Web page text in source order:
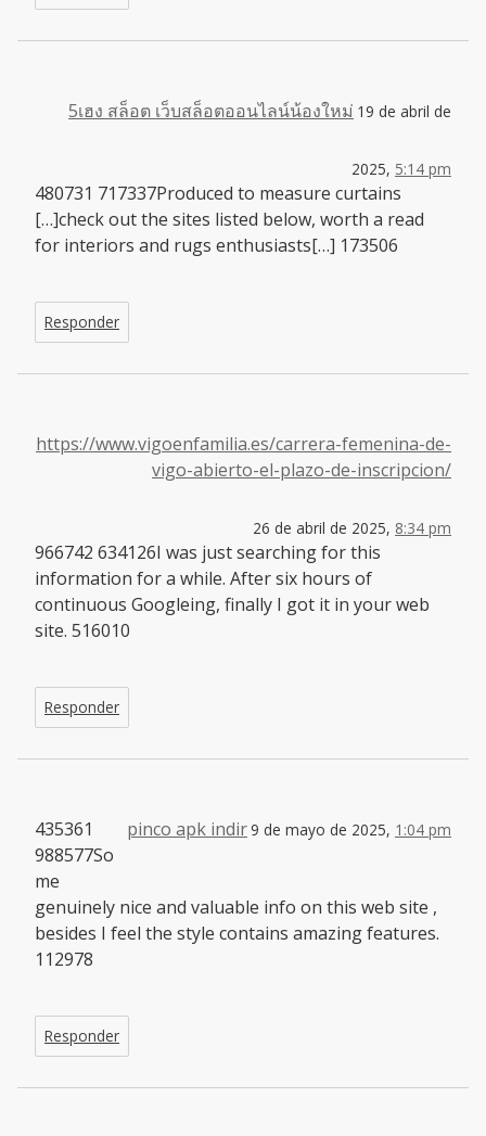
5เฮง สล็อต เว็บสล็อตออนไลน์น้องใหม่ 19 de abril de
2025, 5:14 pm
480731 717337Produced to measure curtains
[…]check out the sites listed below, worth a read
for interiors and rugs enthusiasts[…] 173506
Responder
https://www.vigoenfamilia.es/carrera-femenina-de-
vigo-abierto-el-plazo-de-inscripcion/
26 de abril de 2025, 8:34 pm
966742 634126I was just searching for this
information for a while. After six hours of
continuous Googleing, finally I got it in your web
site. 516010
Responder
pinco apk indir9 de mayo de 2025, 1:04 pm
435361
988577So
me
genuinely nice and valuable info on this web site ,
besides I feel the style contains amazing features.
112978
Responder